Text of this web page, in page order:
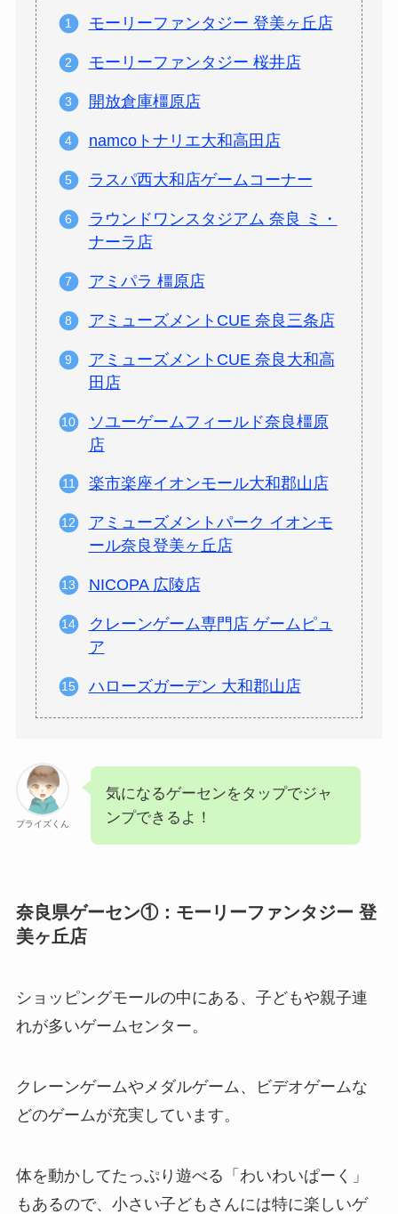
モーリーファンタジー 登美ヶ丘店
モーリーファンタジー 桜井店
開放倉庫橿原店
namcoトナリエ大和高田店
ラスパ西大和店ゲームコーナー
ラウンドワンスタジアム 奈良 ミ・
ナーラ店
アミパラ 橿原店
アミューズメントCUE 奈良三条店
アミューズメントCUE 奈良大和高
田店
ソユーゲームフィールド奈良橿原
店
楽市楽座イオンモール大和郡山店
アミューズメントパーク イオンモ
ール奈良登美ヶ丘店
NICOPA 広陵店
クレーンゲーム専門店 ゲームピュ
ア
ハローズガーデン 大和郡山店
プライズくん
気になるゲーセンをタップでジャ
ンプできるよ！
奈良県ゲーセン①：モーリーファンタジー 登
美ヶ丘店
ショッピングモールの中にある、子どもや親子連
れが多いゲームセンター。
クレーンゲームやメダルゲーム、ビデオゲームな
どのゲームが充実しています。
体を動かしてたっぷり遊べる「わいわいぱーく」
もあるので、小さい子どもさんには特に楽しいゲ